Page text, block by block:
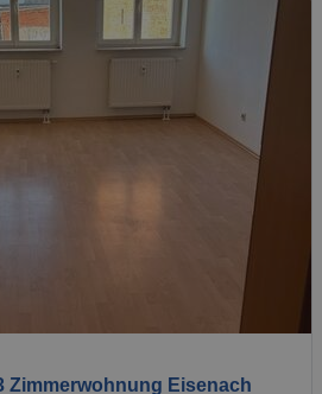
Zimmerwohnung Eisenach